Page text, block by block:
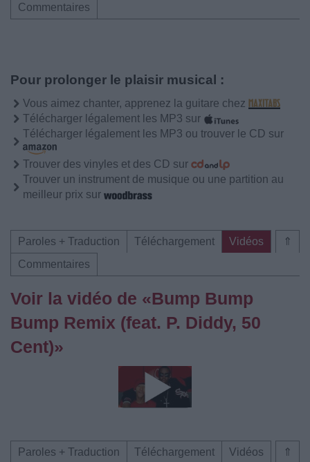
Commentaires
Pour prolonger le plaisir musical :
Vous aimez chanter, apprenez la guitare chez
Télécharger légalement les MP3 sur
Télécharger légalement les MP3 ou trouver le CD sur
Trouver des vinyles et des CD sur
Trouver un instrument de musique ou une partition au
meilleur prix sur
⇑
Paroles + Traduction Téléchargement
Vidéos
Commentaires
Voir la vidéo de «Bump Bump
Bump Remix (feat. P. Diddy, 50
Cent)»
⇑
Paroles + Traduction Téléchargement
Vidéos